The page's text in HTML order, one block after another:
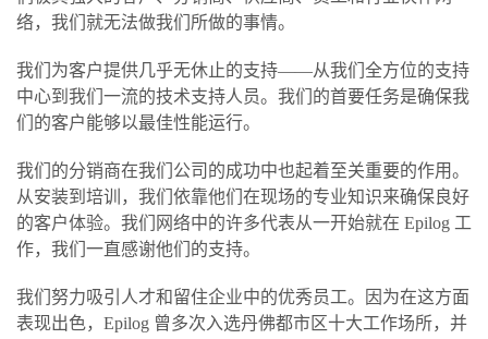
络，我们就无法做我们所做的事情。
我们为客户提供几乎无休止的支持——从我们全方位的支持
中心到我们一流的技术支持人员。我们的首要任务是确保我
们的客户能够以最佳性能运行。
我们的分销商在我们公司的成功中也起着至关重要的作用。
从安装到培训，我们依靠他们在现场的专业知识来确保良好
的客户体验。我们网络中的许多代表从一开始就在 Epilog 工
作，我们一直感谢他们的支持。
我们努力吸引人才和留住企业中的优秀员工。因为在这方面
表现出色，Epilog 曾多次入选丹佛都市区十大工作场所，并